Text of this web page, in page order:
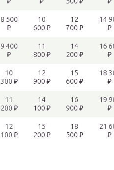
8 500
₽
10
600 ₽
12
700 ₽
14
₽
9 400
₽
11
800 ₽
14
200 ₽
16
₽
10
300 ₽
12
900 ₽
15
600 ₽
18
₽
11
200 ₽
14
100 ₽
16
900 ₽
19
₽
12
100 ₽
15
200 ₽
18
500 ₽
21
₽